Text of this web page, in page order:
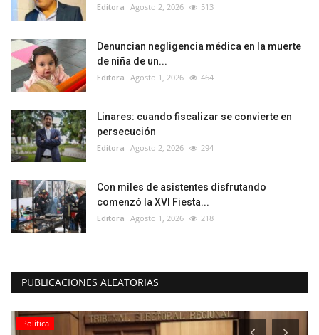
Editora Agosto 2, 2026 513
Denuncian negligencia médica en la muerte
de niña de un...
Editora Agosto 1, 2026 464
Linares: cuando fiscalizar se convierte en
persecución
Editora Agosto 2, 2026 294
Con miles de asistentes disfrutando
comenzó la XVI Fiesta...
Editora Agosto 1, 2026 218
PUBLICACIONES ALEATORIAS
Política